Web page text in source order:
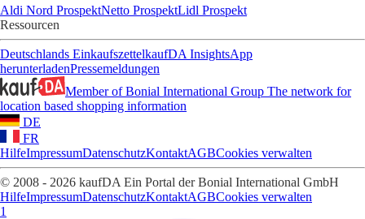
Aldi Nord ProspektNetto ProspektLidl Prospekt
Ressourcen
Deutschlands EinkaufszettelkaufDA InsightsApp
herunterladenPressemeldungen
Member of Bonial International Group The network for
location based shopping information
DE
FR
HilfeImpressumDatenschutzKontaktAGBCookies verwalten
© 2008 - 2026 kaufDA Ein Portal der Bonial International GmbH
HilfeImpressumDatenschutzKontaktAGBCookies verwalten
1